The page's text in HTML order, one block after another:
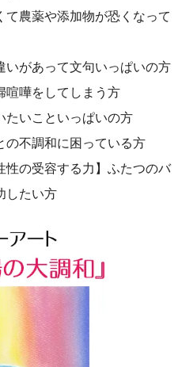
て農薬や添加物が恐くなって
いがあって文句いっぱいの方
喧嘩をしてしまう方
たいこといっぱいの方
の不調和に困っている方
性の受容する力】ふたつのバ
したい方